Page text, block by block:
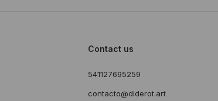
Contact us
541127695259
contacto@diderot.art